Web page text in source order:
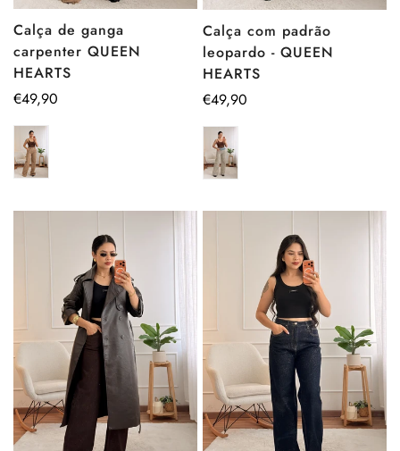
Calça de ganga
carpenter QUEEN
HEARTS
Preço
€49,90
Calça com padrão
leopardo - QUEEN
HEARTS
Preço
€49,90